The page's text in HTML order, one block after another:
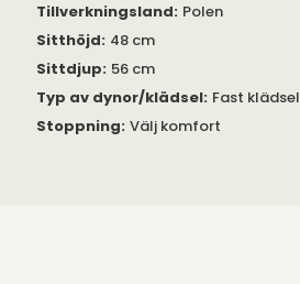
Tillverkningsland: Polen
Sitthöjd: 48 cm
Sittdjup: 56 cm
Typ av dynor/klädsel: Fast klädsel
Stoppning: Välj komfort